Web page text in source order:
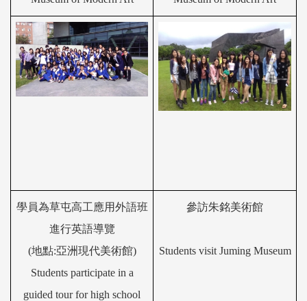
學員為草屯高工應用外語班
進行英語導覽
(地點:亞洲現代美術館)
Students participate in a
guided tour for high school
參訪朱銘美術館
Students visit JumingMuseum